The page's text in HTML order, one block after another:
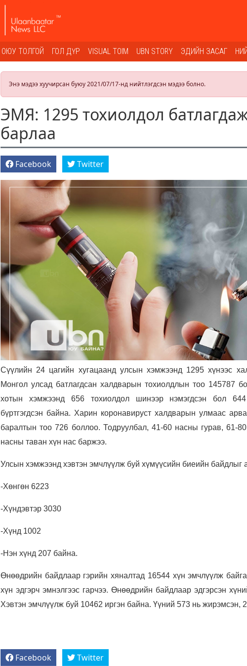
ОЮУ ТОЛГОЙ ГОЛ ДҮР VISUAL TOIM UBN STORY ЭДИЙН ЗАСАГ
Энэ мэдээ хуучирсан буюу 2021/07/17-нд нийтлэгдсэн мэдээ болно.
ЭМЯ: 1295 тохиолдол
барлаа
Facebook Twitter
Сүүлийн 24 цагийн хугацаанд улсын хэмжээнд 1295 хүнээс
Монгол улсад батлагдсан халдварын тохиолдлын тоо 145787
хотын хэмжээнд 656 тохиолдол шинээр нэмэгдсэн бол
бүртгэгдсэн байна. Харин коронавируст халдварын улмаас
баралтын тоо 726 боллоо. Тодруулбал, 41-60 насны гурав, 61-
насны таван хүн нас баржээ.
Улсын хэмжээнд хэвтэн эмчлүүлж буй хүмүүсийн биеийн байдлыг
-Хөнгөн 6223
-Хүндэвтэр 3030
-Хүнд 1002
-Нэн хүнд 207 байна.
Өнөөдрийн байдлаар гэрийн хяналтад 16544 хүн эмчлүүлж
хүн эдгэрч эмнэлгээс гарчээ. Өнөөдрийн байдлаар эдгэрсэн
Хэвтэн эмчлүүлж буй 10462 иргэн байна. Үүний 573 нь жирэмсэн,
Facebook Twitter